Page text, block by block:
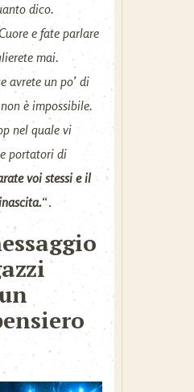
dico.
e fate parlare
mai.
avrete un po’ di
è impossibile.
nel quale vi
portatori di
voi stessi e il
“.